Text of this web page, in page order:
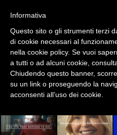
TREND
CASE HISTORY
OPINIONI
Informativa
Questo sito o gli strumenti terzi
di cookie necessari al
nella cookie policy. Se vuoi
a tutti o ad alcuni cookie,
Chiudendo questo banner,
su un link o proseguendo la
acconsenti all’uso dei cookie.